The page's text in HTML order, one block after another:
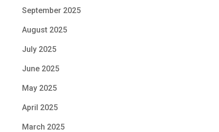
September 2025
August 2025
July 2025
June 2025
May 2025
April 2025
March 2025